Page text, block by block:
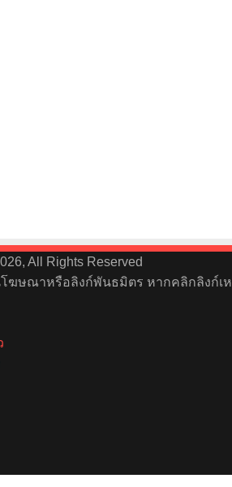
All Rights Reserved
โฆษณาหรือลิงก์พันธมิตร หากคลิกลิงก์